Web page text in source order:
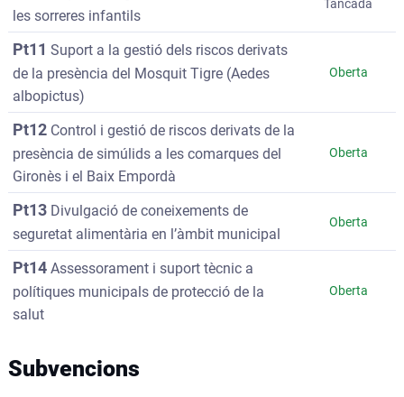
les sorreres infantils
Tancada
Pt11 Suport a la gestió dels riscos derivats
de la presència del Mosquit Tigre (Aedes
albopictus)
Oberta
Pt12 Control i gestió de riscos derivats de la
presència de simúlids a les comarques del
Gironès i el Baix Empordà
Oberta
Pt13 Divulgació de coneixements de
seguretat alimentària en l’àmbit municipal
Oberta
Pt14 Assessorament i suport tècnic a
polítiques municipals de protecció de la
salut
Oberta
Subvencions